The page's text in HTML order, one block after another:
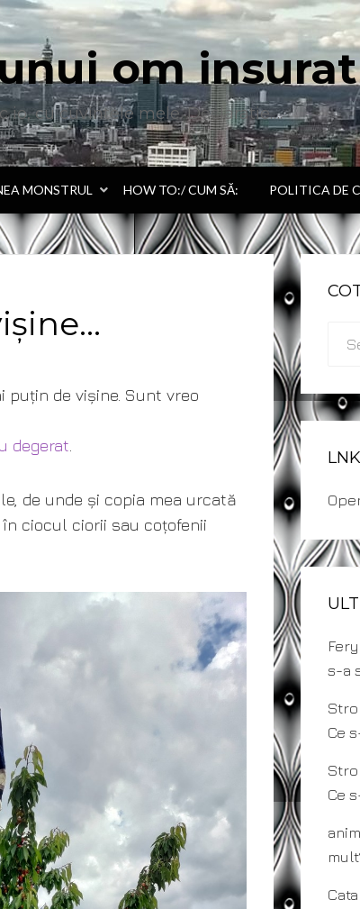
om insurat
io, cu cuvintele mele. Declaratie….
MONSTRUL HOW TO:/ CUM SĂ: POLITICA DE
puțin de vișine. Sunt vreo
degerat
de unde și copia mea urcată
ciocul ciorii sau coțofenii
LNK
Fery
s-a
Ce
Ce